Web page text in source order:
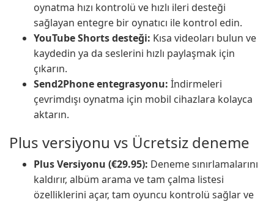
oynatma hızı kontrolü ve hızlı ileri desteği
sağlayan entegre bir oynatıcı ile kontrol edin.
YouTube Shorts desteği: Kısa videoları bulun ve
kaydedin ya da seslerini hızlı paylaşmak için
çıkarın.
Send2Phone entegrasyonu: İndirmeleri
çevrimdışı oynatma için mobil cihazlara kolayca
aktarın.
Plus versiyonu vs Ücretsiz deneme
Plus Versiyonu (€29.95): Deneme sınırlamalarını
kaldırır, albüm arama ve tam çalma listesi
özelliklerini açar, tam oyuncu kontrolü sağlar ve